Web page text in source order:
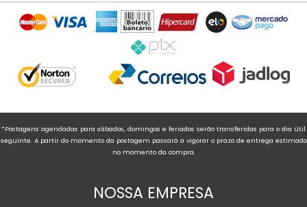
*Postagens agendadas para sábados, domingos e feriados serão transferidas para o dia útil
seguinte. A partir do momento da postagem passará a vigorar o prazo de entrega estimado
no momento da compra.
NOSSA EMPRESA